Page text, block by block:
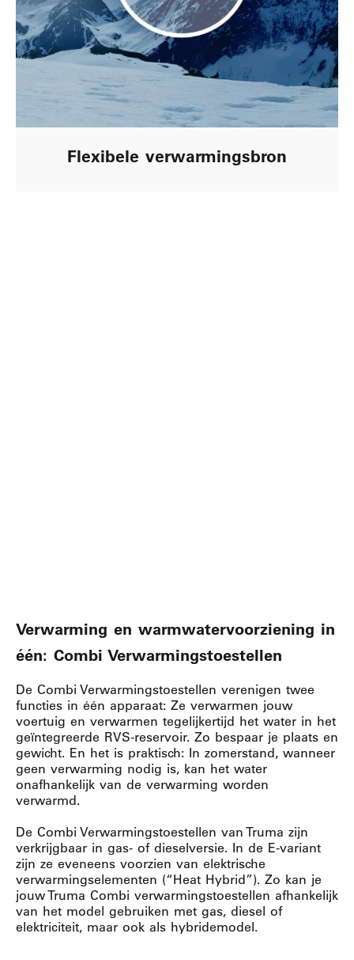
Flexibele verwarmingsbron
Verwarming en warmwatervoorziening in
één: Combi Verwarmingstoestellen
De Combi Verwarmingstoestellen verenigen twee
functies in één apparaat: Ze verwarmen jouw
voertuig en verwarmen tegelijkertijd het water in het
geïntegreerde RVS-reservoir. Zo bespaar je plaats en
gewicht. En het is praktisch: In zomerstand, wanneer
geen verwarming nodig is, kan het water
onafhankelijk van de verwarming worden
verwarmd.
De Combi Verwarmingstoestellen van Truma zijn
verkrijgbaar in gas- of dieselversie. In de E-variant
zijn ze eveneens voorzien van elektrische
verwarmingselementen (“Heat Hybrid”). Zo kan je
jouw Truma Combi verwarmingstoestellen afhankelijk
van het model gebruiken met gas, diesel of
elektriciteit, maar ook als hybridemodel.